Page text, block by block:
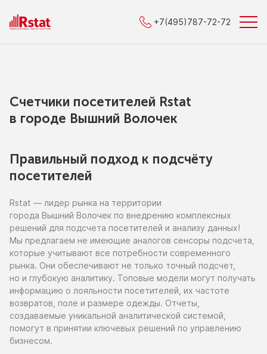
+7(495)787-72-72
Счетчики посетителей Rstat
в городe Вышний Волочек
Правильный подход к подсчёту
посетителей
Rstat — лидер рынка на территории
города Вышний Волочек по внедрению комплексных
решений для подсчета посетителей и анализу данных!
Мы предлагаем не имеющие аналогов сенсоры подсчета,
которые учитывают все потребности современного
рынка. Они обеспечивают не только точный подсчет,
но и глубокую аналитику. Топовые модели могут получать
информацию о лояльности посетителей, их частоте
возвратов, поле и размере одежды. Отчеты,
создаваемые уникальной аналитической системой,
помогут в принятии ключевых решений по управлению
бизнесом.